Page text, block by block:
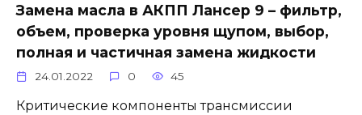
Замена масла в АКПП Лансер 9 – фильтр,
объем, проверка уровня щупом, выбор,
полная и частичная замена жидкости
24.01.2022 0 45
Критические компоненты трансмиссии